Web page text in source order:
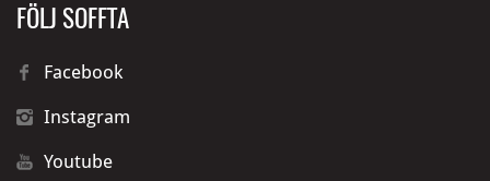
FÖLJ SOFFTA
Facebook
Instagram
Youtube